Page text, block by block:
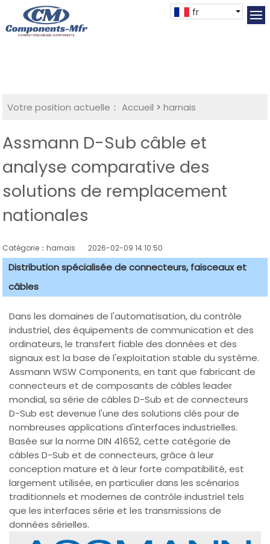
fr
Votre position actuelle： Accueil >harnais
Assmann D-Sub câble et
analyse comparative des
solutions de remplacement
nationales
Catégorie：harnais 2026-02-09 14:10:50
Distribution spécialisée de connecteurs, faisceaux et
câbles
Dans les domaines de l'automatisation, du contrôle
industriel, des équipements de communication et des
ordinateurs, le transfert fiable des données et des
signaux est la base de l'exploitation stable du système.
Assmann WSW Components, en tant que fabricant de
connecteurs et de composants de câbles leader
mondial, sa série de câbles D-Sub et de connecteurs
D-Sub est devenue l'une des solutions clés pour de
nombreuses applications d'interfaces industrielles.
Basée sur la norme DIN 41652, cette catégorie de
câbles D-Sub et de connecteurs, grâce à leur
conception mature et à leur forte compatibilité, est
largement utilisée, en particulier dans les scénarios
traditionnels et modernes de contrôle industriel tels
que les interfaces série et les transmissions de
données sérielles.